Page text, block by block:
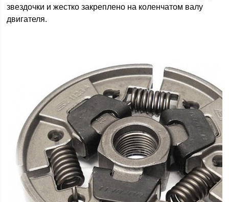
звездочки и жестко закреплено на коленчатом валу
двигателя.